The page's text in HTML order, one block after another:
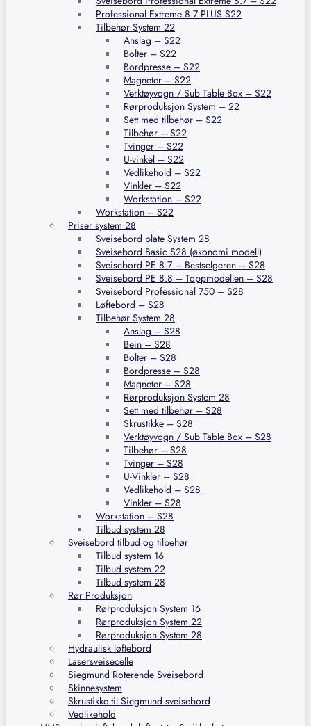
Professional Extreme 8.7 PLUS S22
Tilbehør System 22
Anslag – S22
Bolter – S22
Bordpresse – S22
Magneter – S22
Verktøyvogn / Sub Table Box – S22
Rørproduksjon System – 22
Sett med tilbehør – S22
Tilbehør – S22
Tvinger – S22
U-vinkel – S22
Vedlikehold – S22
Vinkler – S22
Workstation – S22
Workstation – S22
Priser system 28
Sveisebord plate System 28
Sveisebord Basic S28 (økonomi modell)
Sveisebord PE 8.7 – Bestselgeren – S28
Sveisebord PE 8.8 – Toppmodellen – S28
Sveisebord Professional 750 – S28
Løftebord – S28
Tilbehør System 28
Anslag – S28
Bein – S28
Bolter – S28
Bordpresse – S28
Magneter – S28
Rørproduksjon System 28
Sett med tilbehør – S28
Skrustikke – S28
Verktøyvogn / Sub Table Box – S28
Tilbehør – S28
Tvinger – S28
U-Vinkler – S28
Vedlikehold – S28
Vinkler – S28
Workstation – S28
Tilbud system 28
Sveisebord tilbud og tilbehør
Tilbud system 16
Tilbud system 22
Tilbud system 28
Rør Produksjon
Rørproduksjon System 16
Rørproduksjon System 22
Rørproduksjon System 28
Hydraulisk løftebord
Lasersveisecelle
Siegmund Roterende Sveisebord
Skinnesystem
Skrustikke til Siegmund sveisebord
Vedlikehold